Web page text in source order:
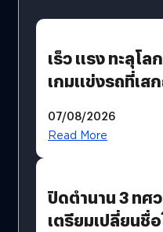
เร็ว แรง ทะลุโล
เกมแข่งรถที่เส
07/08/2026
Read More
ปิดตำนาน 3 ทศ
เตรียมเปลี่ยนชื่